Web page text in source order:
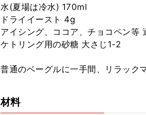
水(夏場は冷水) 170ml
ドライイースト 4g
アイシング、ココア、チョコペン等
ケトリング用の砂糖 大さじ1-2
普通のベーグルに一手間、リラック
材料